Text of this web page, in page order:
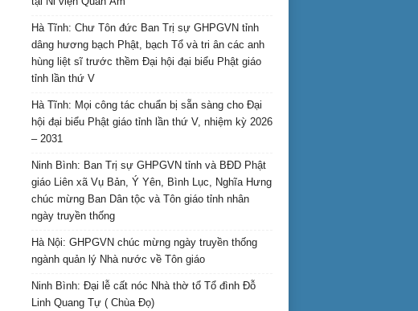
Hà Tĩnh: Chư Tôn đức Ban Trị sự GHPGVN tỉnh
dâng hương bạch Phật, bạch Tổ và tri ân các anh
hùng liệt sĩ trước thềm Đại hội đại biểu Phật giáo
tỉnh lần thứ V
Hà Tĩnh: Mọi công tác chuẩn bị sẵn sàng cho Đại
hội đại biểu Phật giáo tỉnh lần thứ V, nhiệm kỳ 2026
– 2031
Ninh Bình: Ban Trị sự GHPGVN tỉnh và BĐD Phật
giáo Liên xã Vụ Bản, Ý Yên, Bình Lục, Nghĩa Hưng
chúc mừng Ban Dân tộc và Tôn giáo tỉnh nhân
ngày truyền thống
Hà Nội: GHPGVN chúc mừng ngày truyền thống
ngành quản lý Nhà nước về Tôn giáo
Ninh Bình: Đại lễ cất nóc Nhà thờ tổ Tổ đình Đỗ
Linh Quang Tự ( Chùa Đọ)